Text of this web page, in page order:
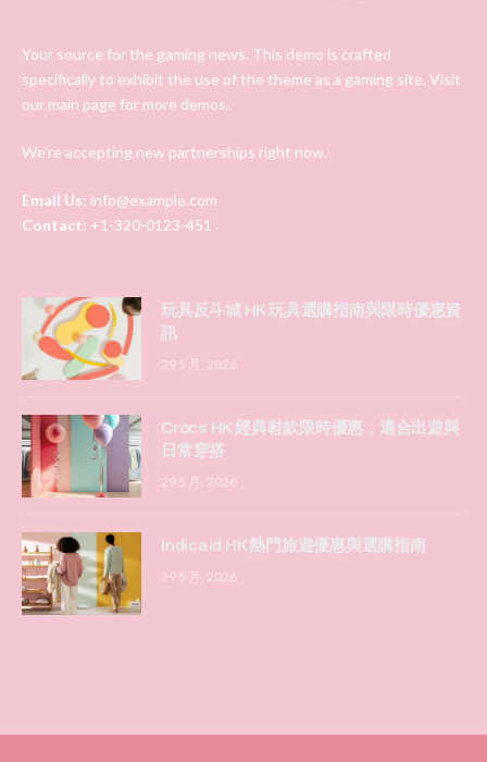
Your source for the gaming news. This demo is crafted
specifically to exhibit the use of the theme as a gaming site. Visit
our main page for more demos.
We're accepting new partnerships right now.
Email Us: info@example.com
Contact: +1-320-0123-451
玩具反斗城 HK 玩具選購指南與限時優惠資
訊
29 5 月, 2026
Crocs HK 經典鞋款限時優惠，適合出遊與
日常穿搭
29 5 月, 2026
Indicaid HK 熱門旅遊優惠與選購指南
29 5 月, 2026